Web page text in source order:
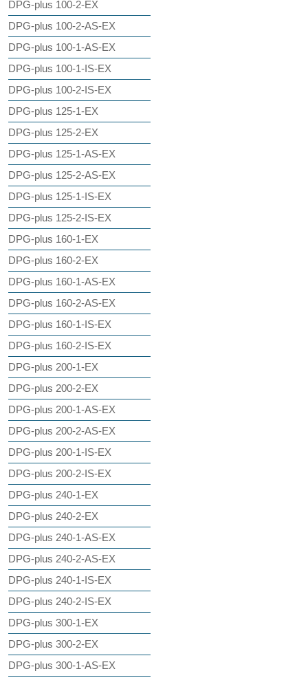
DPG-plus 100-2-EX
DPG-plus 100-2-AS-EX
DPG-plus 100-1-AS-EX
DPG-plus 100-1-IS-EX
DPG-plus 100-2-IS-EX
DPG-plus 125-1-EX
DPG-plus 125-2-EX
DPG-plus 125-1-AS-EX
DPG-plus 125-2-AS-EX
DPG-plus 125-1-IS-EX
DPG-plus 125-2-IS-EX
DPG-plus 160-1-EX
DPG-plus 160-2-EX
DPG-plus 160-1-AS-EX
DPG-plus 160-2-AS-EX
DPG-plus 160-1-IS-EX
DPG-plus 160-2-IS-EX
DPG-plus 200-1-EX
DPG-plus 200-2-EX
DPG-plus 200-1-AS-EX
DPG-plus 200-2-AS-EX
DPG-plus 200-1-IS-EX
DPG-plus 200-2-IS-EX
DPG-plus 240-1-EX
DPG-plus 240-2-EX
DPG-plus 240-1-AS-EX
DPG-plus 240-2-AS-EX
DPG-plus 240-1-IS-EX
DPG-plus 240-2-IS-EX
DPG-plus 300-1-EX
DPG-plus 300-2-EX
DPG-plus 300-1-AS-EX